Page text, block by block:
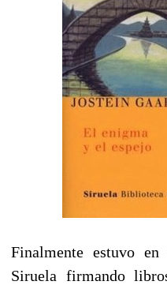
Finalmente estuvo
Siruela firmando